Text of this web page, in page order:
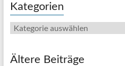
Kategorien
Kategorien
Ältere Beiträge